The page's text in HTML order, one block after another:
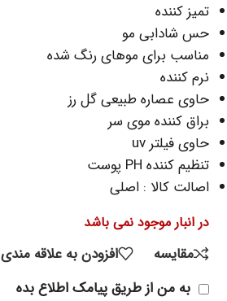
تمیز کننده
حس شادابی مو
مناسب برای موهای رنگ شده
نرم کننده
حاوی عصاره طبیعی گل رز
براق کننده موی سر
حاوی فیلتر uv
تنظیم کننده PH پوست
اصالت کالا : اصلی
در انبار موجود نمی باشد
مقایسه
افزودن به علاقه مندی
به من از طریق پیامک اطلاع بده